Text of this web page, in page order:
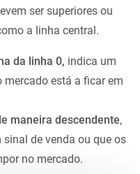
ser superiores ou
a linha central.
da linha 0, indica um
está a ficar em
maneira descendente,
de venda ou que os
no mercado.